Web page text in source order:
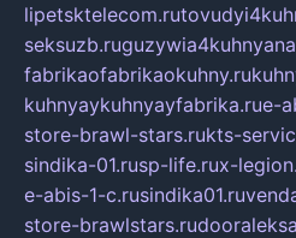
lipetsktelecom.ru
seksuzb.ru
fabrikaofabrikaokuhny.ru
kuhnyaykuhnyayfabrika.rue-
store-brawl-stars.rukts-
sindika-01.rusp-life.rux-
e-abis-1-c.rusindika01.ru
store-brawlstars.ru